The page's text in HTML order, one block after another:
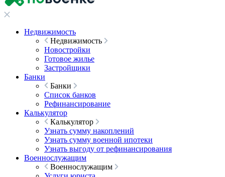
Недвижимость
Недвижимость
Новостройки
Готовое жилье
Застройщики
Банки
Банки
Список банков
Рефинансирование
Калькулятор
Калькулятор
Узнать сумму накоплений
Узнать сумму военной ипотеки
Узнать выгоду от рефинансирования
Военнослужащим
Военнослужащим